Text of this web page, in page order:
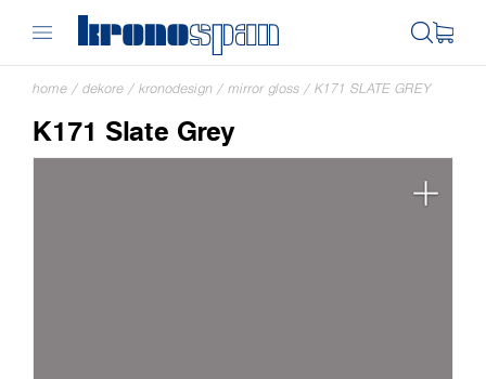
home / dekore / kronodesign / mirror gloss / K171 SLATE GREY
K171 Slate Grey